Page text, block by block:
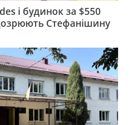
і будинок за $550
Стефанішину